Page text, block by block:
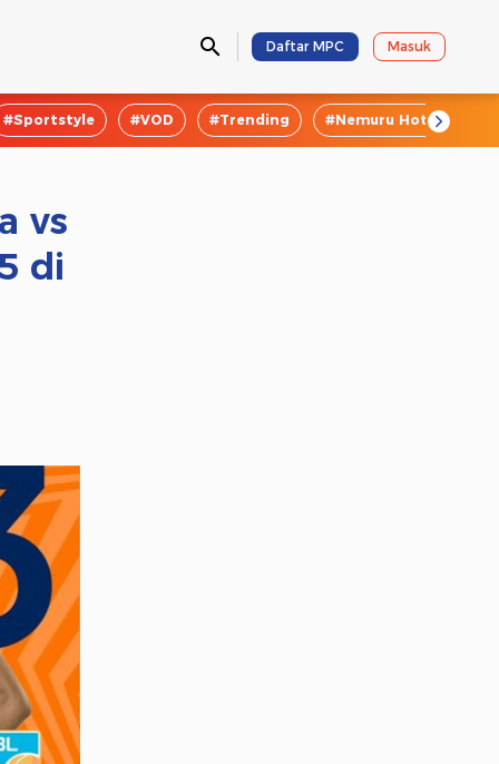
Daftar MPC Masuk
#Sportstyle #VOD #Trending #Nemuru Hotel
vs
di